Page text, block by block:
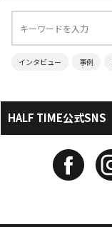
インタビュー 事例
HALF TIME公式SNS